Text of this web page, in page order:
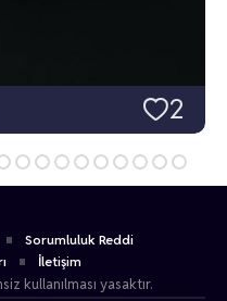
2
Sorumluluk Reddi
İletişim
kullanılması yasaktır.